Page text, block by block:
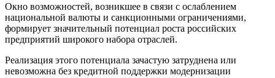
Окно возможностей, возникшее в связи с ослаблением
национальной валюты и санкционными ограничениями,
формирует значительный потенциал роста российских
предприятий широкого набора отраслей.
Реализация этого потенциала зачастую затруднена или
невозможна без кредитной поддержки модернизации